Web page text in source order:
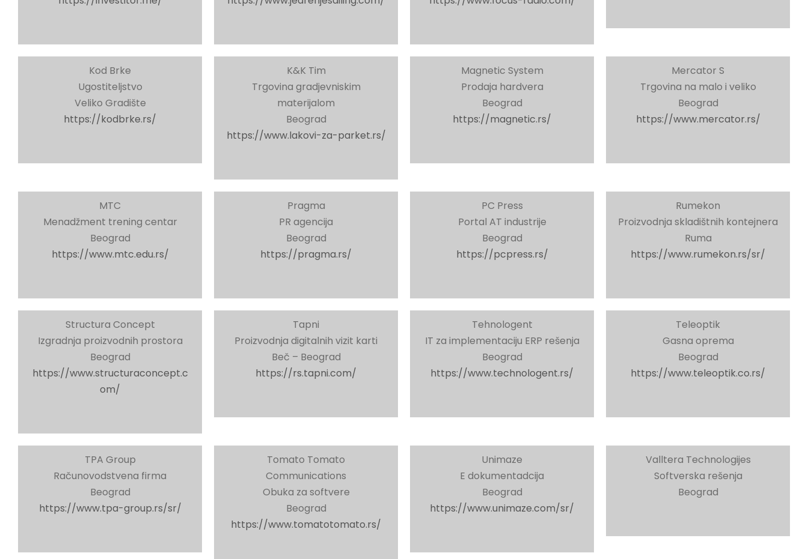
Kod Brke
Ugostiteljstvo
Veliko Gradište
https://kodbrke.rs/
K&K Tim
Trgovina gradjevniskim
materijalom
Beograd
https://www.lakovi-za-parket.rs/
Magnetic System
Prodaja hardvera
Beograd
https://magnetic.rs/
Mercator S
Trgovina na malo i veliko
Beograd
https://www.mercator.rs/
MTC
Menadžment trening centar
Beograd
https://www.mtc.edu.rs/
Pragma
PR agencija
Beograd
https://pragma.rs/
PC Press
Portal AT industrije
Beograd
https://pcpress.rs/
Rumekon
Proizvodnja skladištnih kontejnera
Ruma
https://www.rumekon.rs/sr/
Structura Concept
Izgradnja proizvodnih prostora
Beograd
https://www.structuraconcept.c
om/
Tapni
Proizvodnja digitalnih vizit karti
Beč – Beograd
https://rs.tapni.com/
Tehnologent
IT za implementaciju ERP rešenja
Beograd
https://www.technologent.rs/
Teleoptik
Gasna oprema
Beograd
https://www.teleoptik.co.rs/
TPA Group
Računovodstvena firma
Beograd
https://www.tpa-group.rs/sr/
Tomato Tomato
Communications
Obuka za softvere
Beograd
https://www.tomatotomato.rs/
Unimaze
E dokumentadcija
Beograd
https://www.unimaze.com/sr/
Valltera Technologijes
Softverska rešenja
Beograd